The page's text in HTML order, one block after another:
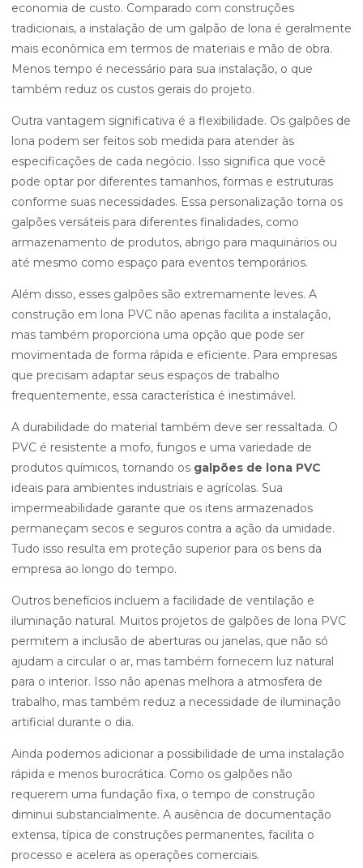
economia de custo. Comparado com construções
tradicionais, a instalação de um galpão de lona é geralmente
mais econômica em termos de materiais e mão de obra.
Menos tempo é necessário para sua instalação, o que
também reduz os custos gerais do projeto.
Outra vantagem significativa é a flexibilidade. Os galpões de
lona podem ser feitos sob medida para atender às
especificações de cada negócio. Isso significa que você
pode optar por diferentes tamanhos, formas e estruturas
conforme suas necessidades. Essa personalização torna os
galpões versáteis para diferentes finalidades, como
armazenamento de produtos, abrigo para maquinários ou
até mesmo como espaço para eventos temporários.
Além disso, esses galpões são extremamente leves. A
construção em lona PVC não apenas facilita a instalação,
mas também proporciona uma opção que pode ser
movimentada de forma rápida e eficiente. Para empresas
que precisam adaptar seus espaços de trabalho
frequentemente, essa característica é inestimável.
A durabilidade do material também deve ser ressaltada. O
PVC é resistente a mofo, fungos e uma variedade de
produtos químicos, tornando os galpões de lona PVC
ideais para ambientes industriais e agrícolas. Sua
impermeabilidade garante que os itens armazenados
permaneçam secos e seguros contra a ação da umidade.
Tudo isso resulta em proteção superior para os bens da
empresa ao longo do tempo.
Outros benefícios incluem a facilidade de ventilação e
iluminação natural. Muitos projetos de galpões de lona PVC
permitem a inclusão de aberturas ou janelas, que não só
ajudam a circular o ar, mas também fornecem luz natural
para o interior. Isso não apenas melhora a atmosfera de
trabalho, mas também reduz a necessidade de iluminação
artificial durante o dia.
Ainda podemos adicionar a possibilidade de uma instalação
rápida e menos burocrática. Como os galpões não
requerem uma fundação fixa, o tempo de construção
diminui substancialmente. A ausência de documentação
extensa, típica de construções permanentes, facilita o
processo e acelera as operações comerciais.